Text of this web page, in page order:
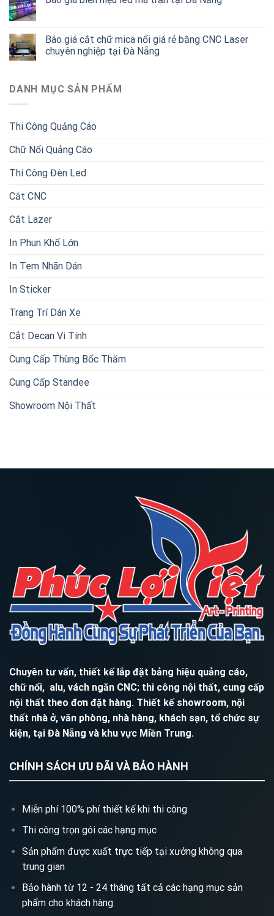
Báo giá cắt chữ mica nổi giá rẻ bằng CNC Laser
chuyên nghiệp tại Đà Nẵng
DANH MỤC SẢN PHẨM
Thi Công Quảng Cáo
Chữ Nổi Quảng Cáo
Thi Công Đèn Led
Cắt CNC
Cắt Lazer
In Phun Khổ Lớn
In Tem Nhãn Dán
In Sticker
Trang Trí Dán Xe
Cắt Decan Vi Tính
Cung Cấp Thùng Bốc Thăm
Cung Cấp Standee
Showroom Nội Thất
Chuyên tư vấn, thiết kế lắp đặt bảng hiệu quảng cáo,
chữ nổi, alu, vách ngăn CNC; thi công nội thất, cung cấp
nội thất theo đơn đặt hàng. Thiết kế showroom, nội
thất nhà ở, văn phòng, nhà hàng, khách sạn, tổ chức sự
kiện, tại Đà Nẵng và khu vực Miền Trung.
CHÍNH SÁCH ƯU ĐÃI VÀ BẢO HÀNH
Miễn phí 100% phí thiết kế khi thi công
Thi công trọn gói các hạng mục
Sản phẩm được xuất trực tiếp tại xưởng không qua
trung gian
Bảo hành từ 12 - 24 tháng tất cả các hạng mục sản
phẩm cho khách hàng